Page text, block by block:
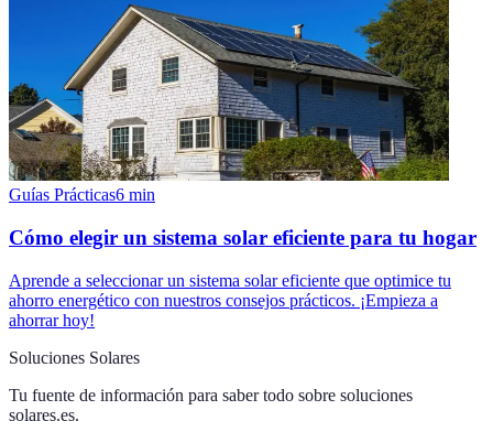
Guías Prácticas6 min
Cómo elegir un sistema solar eficiente para tu hogar
Aprende a seleccionar un sistema solar eficiente que optimice tu
ahorro energético con nuestros consejos prácticos. ¡Empieza a
ahorrar hoy!
Soluciones Solares
Tu fuente de información para saber todo sobre soluciones
solares.es.